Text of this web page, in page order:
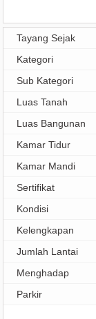
Tayang Sejak
Kategori
Sub Kategori
Luas Tanah
Luas Bangunan
Kamar Tidur
Kamar Mandi
Sertifikat
Kondisi
Kelengkapan
Jumlah Lantai
Menghadap
Parkir